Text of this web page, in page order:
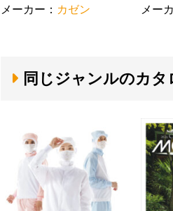
メーカー： カゼン メー
同じジャンルのカタ